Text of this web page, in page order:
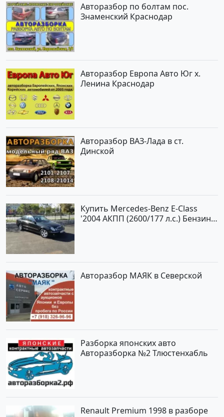
Авторазбор по болтам пос.
Знаменский Краснодар
Авторазбор Европа Авто Юг х.
Ленина Краснодар
Авторазбор ВАЗ-Лада в ст.
Динской
Купить Mercedes-Benz E-Class
'2004 АКПП (2600/177 л.с.) Бензин
Авторазбор МАЯК в Северской
Разборка японских авто
Авторазборка №2 Тлюстенхабль
Renault Premium 1998 в разборе